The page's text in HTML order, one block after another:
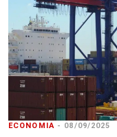
ECONOMIA- 08/09/2025